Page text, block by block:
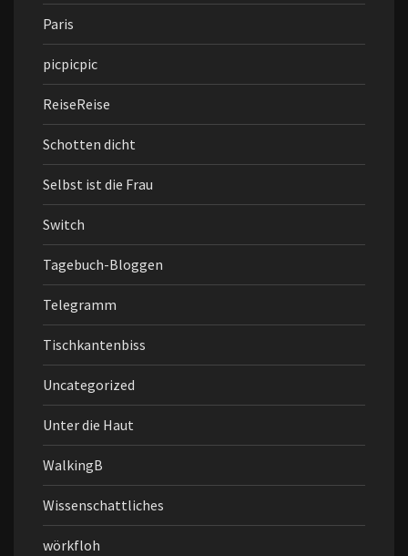
Paris
picpicpic
ReiseReise
Schotten dicht
Selbst ist die Frau
Switch
Tagebuch-Bloggen
Telegramm
Tischkantenbiss
Uncategorized
Unter die Haut
WalkingB
Wissenschattliches
wörkfloh